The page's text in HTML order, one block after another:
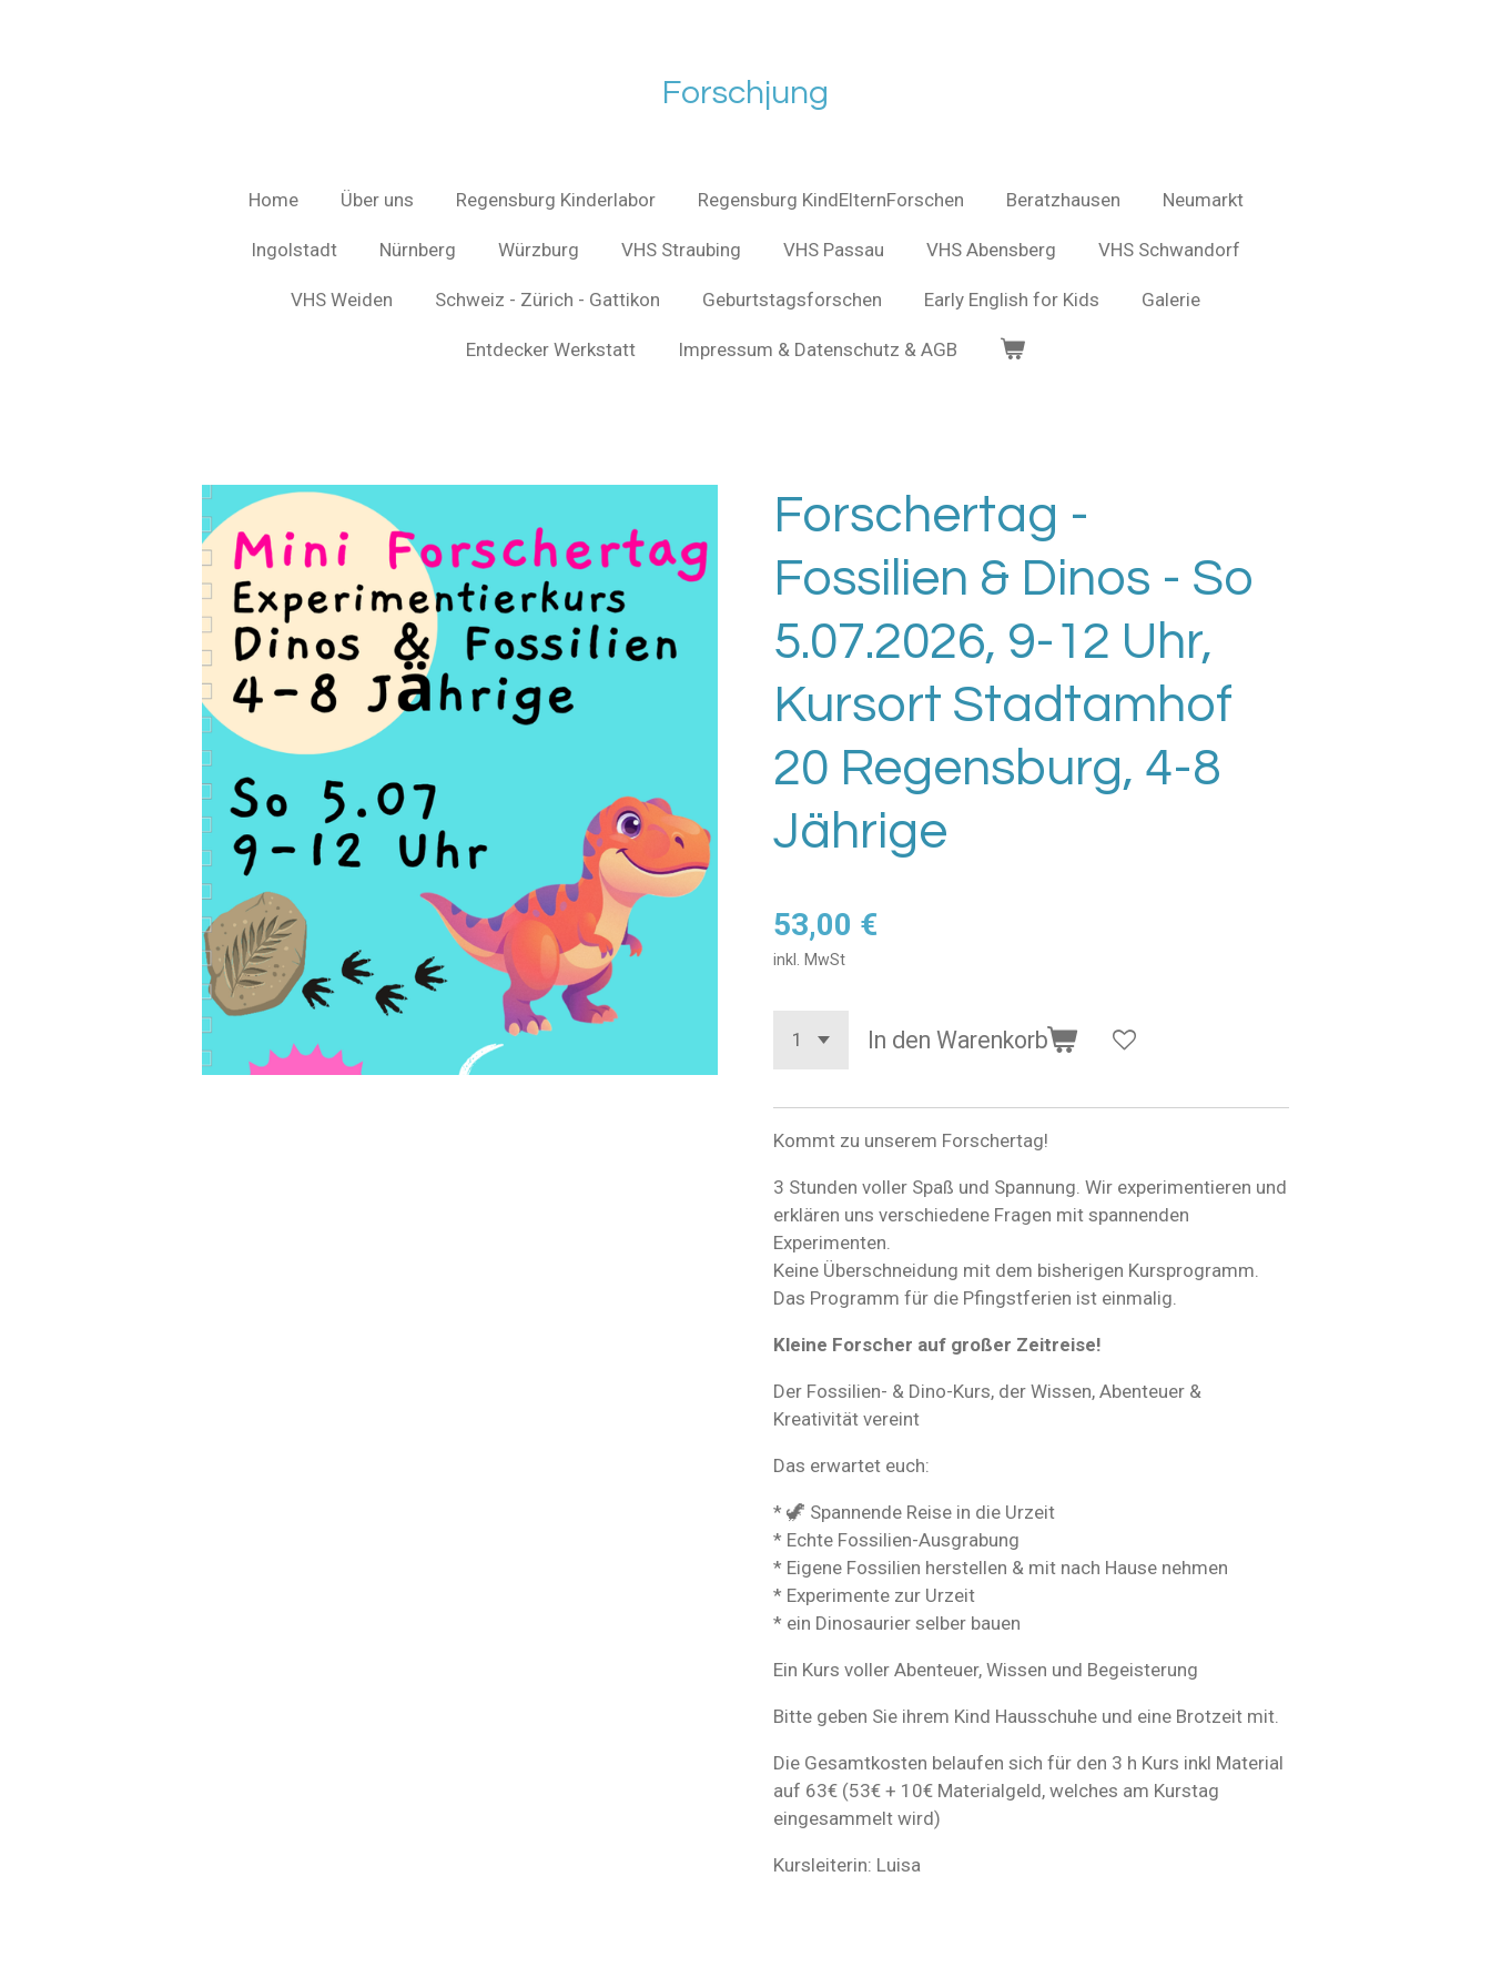
Forschjung
Home Über uns Regensburg Kinderlabor Regensburg KindElternForschen Beratzhausen Neumarkt
Ingolstadt Nürnberg Würzburg VHS Straubing VHS Passau VHS Abensberg VHS Schwandorf
VHS Weiden Schweiz - Zürich - Gattikon Geburtstagsforschen Early English for Kids Galerie
Entdecker Werkstatt Impressum & Datenschutz & AGB
Forschertag -
Fossilien & Dinos - So
5.07.2026, 9-12 Uhr,
Kursort Stadtamhof
20 Regensburg, 4-8
Jährige
53,00 €
inkl. MwSt
In den Warenkorb
Kommt zu unserem Forschertag!
3 Stunden voller Spaß und Spannung. Wir experimentieren und
erklären uns verschiedene Fragen mit spannenden
Experimenten.
Keine Überschneidung mit dem bisherigen Kursprogramm.
Das Programm für die Pfingstferien ist einmalig.
Kleine Forscher auf großer Zeitreise!
Der Fossilien- & Dino-Kurs, der Wissen, Abenteuer &
Kreativität vereint
Das erwartet euch:
* 🦖 Spannende Reise in die Urzeit
* Echte Fossilien-Ausgrabung
* Eigene Fossilien herstellen & mit nach Hause nehmen
* Experimente zur Urzeit
* ⁠ein Dinosaurier selber bauen
Ein Kurs voller Abenteuer, Wissen und Begeisterung
Bitte geben Sie ihrem Kind Hausschuhe und eine Brotzeit mit.
Die Gesamtkosten belaufen sich für den 3 h Kurs inkl Material
auf 63€ (53€ + 10€ Materialgeld, welches am Kurstag
eingesammelt wird)
Kursleiterin: Luisa